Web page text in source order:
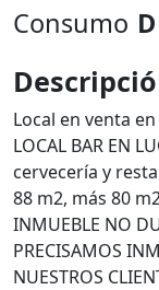
Consumo D
Local en venta
LOCAL BAR EN
cervecería y
88 m2, más 80
INMUEBLE NO
PRECISAMOS
NUESTROS